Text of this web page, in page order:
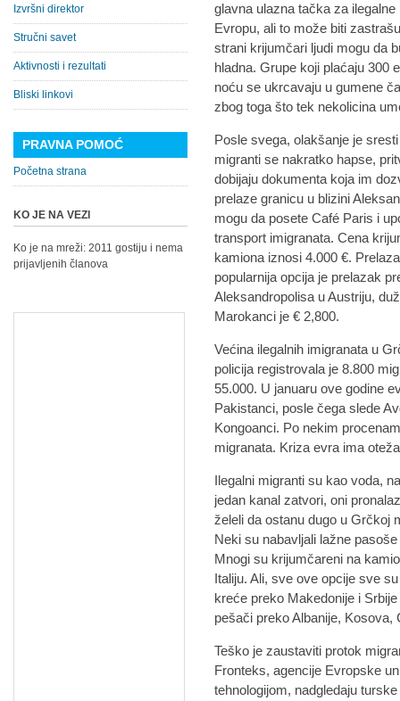
glavna ulazna tačka za
Evropu, ali to može biti
strani krijumčari ljudi mogu da
hladna. Grupe koji plaćaju 300
noću se ukrcavaju u gumene
zbog toga što tek nekolicina
Posle svega, olakšanje je
migranti se nakratko hapse,
dobijaju dokumenta koja im
prelaze granicu u blizini
mogu da posete Café Paris i
transport imigranata. Cena
kamiona iznosi 4.000 €.
popularnija opcija je prelazak
Aleksandropolisa u Austriju,
Marokanci je € 2,800.
Većina ilegalnih imigranata u
policija registrovala je 8.800
55.000. U januaru ove godine
Pakistanci, posle čega slede
Kongoanci. Po nekim
migranata. Kriza evra ima
Ilegalni migranti su kao voda,
jedan kanal zatvori, oni
želeli da ostanu dugo u Grčkoj
Neki su nabavljali lažne
Mnogi su krijumčareni na
Italiju. Ali, sve ove opcije sve
kreće preko Makedonije i
pešači preko Albanije,
Teško je zaustaviti protok
Fronteks, agencije Evropske
tehnologijom, nadgledaju
Izvršni direktor
Stručni savet
Aktivnosti i rezultati
Bliski linkovi
PRAVNA POMOĆ
Početna strana
KO JE NA VEZI
Ko je na mreži: 2011 gostiju i nema
prijavljenih članova